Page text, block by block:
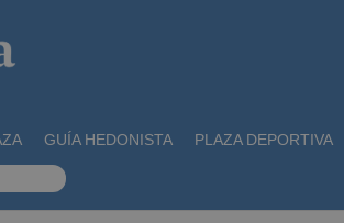
GUÍA HEDONISTA PLAZA DEPORTIVA